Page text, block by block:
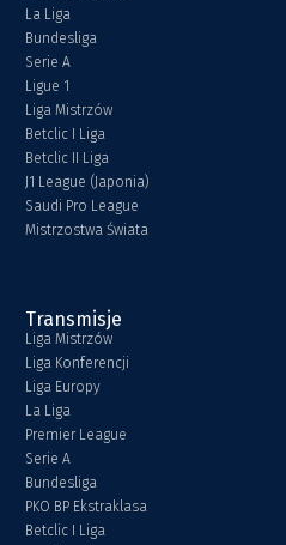
La Liga
Bundesliga
Serie A
Ligue 1
Liga Mistrzów
Betclic I Liga
Betclic II Liga
J1 League (Japonia)
Saudi Pro League
Mistrzostwa Świata
Transmisje
Liga Mistrzów
Liga Konferencji
Liga Europy
La Liga
Premier League
Serie A
Bundesliga
PKO BP Ekstraklasa
Betclic I Liga